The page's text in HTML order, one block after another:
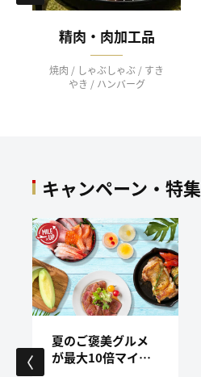
精肉・肉加工品
焼肉 / しゃぶしゃぶ / すき
やき / ハンバーグ
キャンペーン・特集
夏のご褒美グルメ
が最大10倍マイ